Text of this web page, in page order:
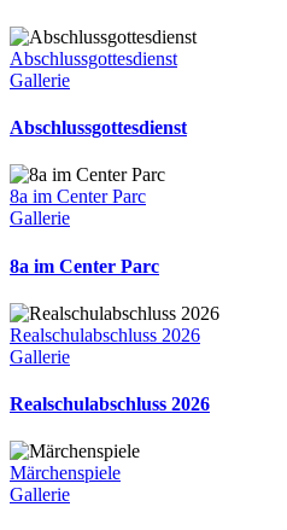
Abschlussgottesdienst
Gallerie
Abschlussgottesdienst
8a im Center Parc
Gallerie
8a im Center Parc
Realschulabschluss 2026
Gallerie
Realschulabschluss 2026
Märchenspiele
Gallerie